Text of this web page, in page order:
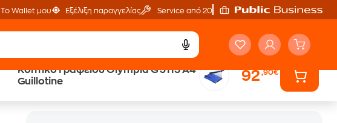
Το Wallet μου Εξέλιξη παραγγελίας Service από 20'
Κοπτικό Γραφείου Olympia G 3115 A4
Guillotine
92,90€